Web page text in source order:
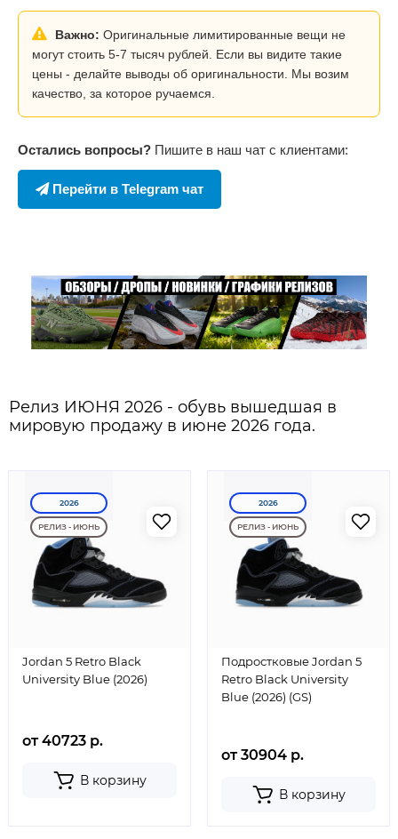
Важно: Оригинальные лимитированные вещи не
могут стоить 5-7 тысяч рублей. Если вы видите такие
цены - делайте выводы об оригинальности. Мы возим
качество, за которое ручаемся.
Остались вопросы? Пишите в наш чат с клиентами:
Перейти в Telegram чат
Релиз ИЮНЯ 2026 - обувь вышедшая в
мировую продажу в июне 2026 года.
2026
РЕЛИЗ - ИЮНЬ
Jordan 5 Retro Black
University Blue (2026)
от 40723 р.
В корзину
2026
РЕЛИЗ - ИЮНЬ
Подростковые Jordan 5
Retro Black University
Blue (2026) (GS)
от 30904 р.
В корзину